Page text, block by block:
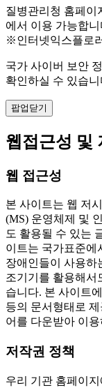
질병관리청 홈페이
에서 이용 가능합니
※인터넷익스플로
국가 사이버 보안
확인하실 수 있습니
팝업닫기
웹접근성 및
웹 접근성
본 사이트는 웹 저
(MS) 운영체제 및
도 활용될 수 있는
이트는 국가표준에
장애인들이 사용하
조기기를 활용해서
습니다. 본 사이트
등의 문서형태로
어를 다운받아 이
저작권 정책
우리 기관 홈페이